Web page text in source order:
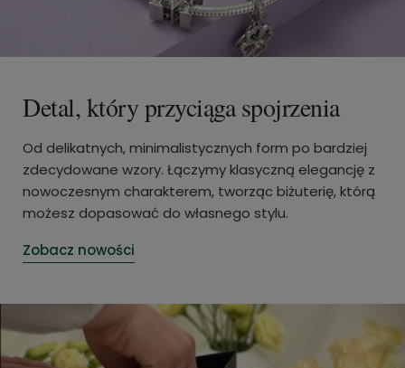
Detal, który przyciąga spojrzenia
Od delikatnych, minimalistycznych form po bardziej
zdecydowane wzory. Łączymy klasyczną elegancję z
nowoczesnym charakterem, tworząc biżuterię, którą
możesz dopasować do własnego stylu.
Zobacz nowości